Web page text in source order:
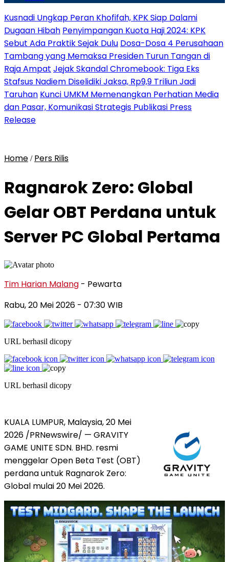
Kusnadi Ungkap Peran Khofifah, KPK Siap Dalami
Dugaan Hibah Penyimpangan Kuota Haji 2024: KPK
Sebut Ada Praktik Sejak Dulu Dosa-Dosa 4 Perusahaan
Tambang yang Memaksa Presiden Turun Tangan di
Raja Ampat Jejak Skandal Chromebook: Tiga Eks
Stafsus Nadiem Diselidiki Jaksa, Rp9,9 Triliun Jadi
Taruhan Kunci UMKM Memenangkan Perhatian Media
dan Pasar, Komunikasi Strategis Publikasi Press
Release
Home / Pers Rilis
Ragnarok Zero: Global
Gelar OBT Perdana untuk
Server PC Global Pertama
Tim Harian Malang - Pewarta
Rabu, 20 Mei 2026 - 07:30 WIB
URL berhasil dicopy
URL berhasil dicopy
KUALA LUMPUR, Malaysia,20 Mei
2026 /PRNewswire/ — GRAVITY
GAME UNITE SDN. BHD. resmi
menggelar Open Beta Test (OBT)
perdana untuk Ragnarok Zero:
Global mulai 20 Mei 2026.